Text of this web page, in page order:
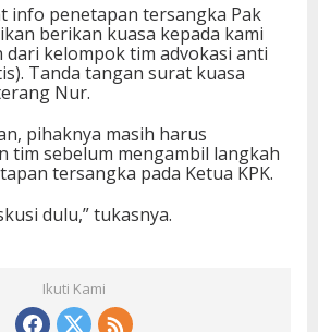
info penetapan tersangka Pak
berikan kuasa kepada kami
dari kelompok tim advokasi anti
Tanda tangan surat kuasa
Nur.
pihaknya masih harus
tim sebelum mengambil langkah
tersangka pada Ketua KPK.
dulu,” tukasnya.
Ikuti Kami